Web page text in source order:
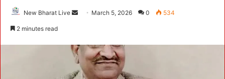
New Bharat Live
d
a
n
March 5, 2026 0 534
2 minutes read